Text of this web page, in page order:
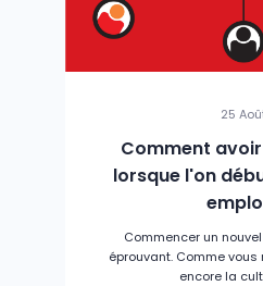
25
Comment
lorsque l'on
Commencer un
éprouvant. Comme
encore la